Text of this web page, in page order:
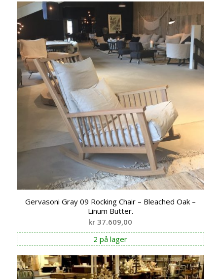
Gervasoni Gray 09 Rocking Chair – Bleached Oak –
Linum Butter.
kr 37.609,00
2 på lager